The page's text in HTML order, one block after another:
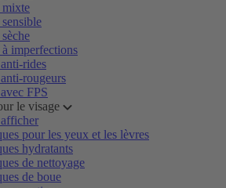
mixte
sensible
à imperfections
rides
rougeurs
FPS
le visage
pour les yeux et les lèvres
hydratants
de nettoyage
de boue